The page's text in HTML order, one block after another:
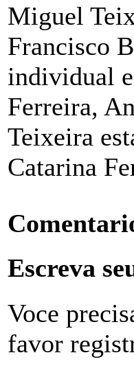
Miguel
Francisco
individual
Ferreira,
Teixeira
Catarina
Escreva
Voce
favor